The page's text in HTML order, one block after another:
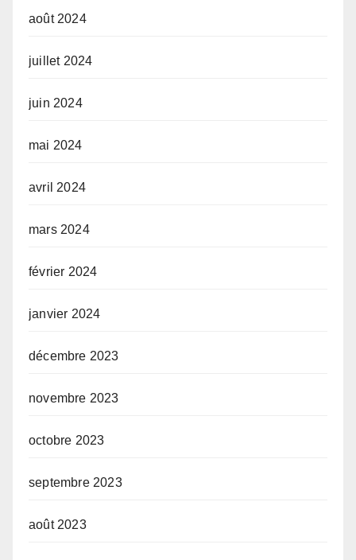
août 2024
juillet 2024
juin 2024
mai 2024
avril 2024
mars 2024
février 2024
janvier 2024
décembre 2023
novembre 2023
octobre 2023
septembre 2023
août 2023